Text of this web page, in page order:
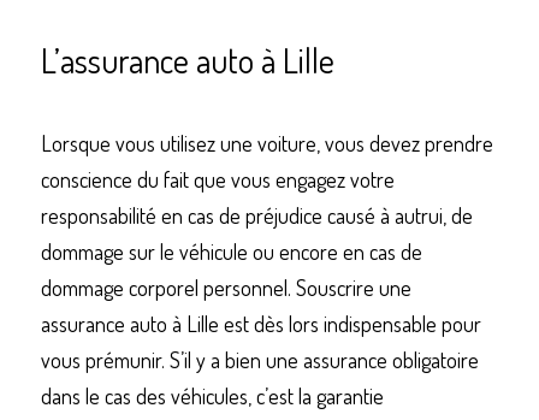
L’assurance auto à Lille
Lorsque vous utilisez une voiture, vous devez prendre
conscience du fait que vous engagez votre
responsabilité en cas de préjudice causé à autrui, de
dommage sur le véhicule ou encore en cas de
dommage corporel personnel. Souscrire une
assurance auto à Lille est dès lors indispensable pour
vous prémunir. S’il y a bien une assurance obligatoire
dans le cas des véhicules, c’est la garantie